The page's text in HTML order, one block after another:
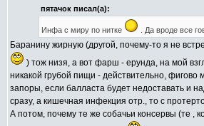
пятачок писал(а):
Инфа с миру по нитке . Да вроде все
Баранину жирную (другой, почему-то я не
) тож низя, а вот фарш - ерунда, на мой
никакой грубой пищи - действительно,
запоры, если балласта будет недоставать и
сразу, а кишечная инфекция отр., то с
А потом, почему те же собачьи консервы (те ,